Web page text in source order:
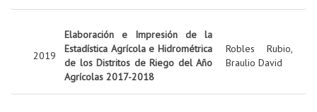
2019
Elaboración e Impresión de la
Estadística Agrícola e Hidrométrica
de los Distritos de Riego del Año
Agrícolas 2017-2018
Robles Rubio,
Braulio David